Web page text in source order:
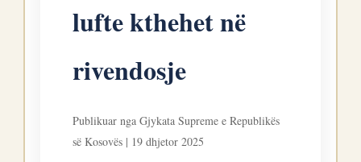
lufte kthehet në
rivendosje
Publikuar nga Gjykata Supreme e Republikës
së Kosovës | 19 dhjetor 2025